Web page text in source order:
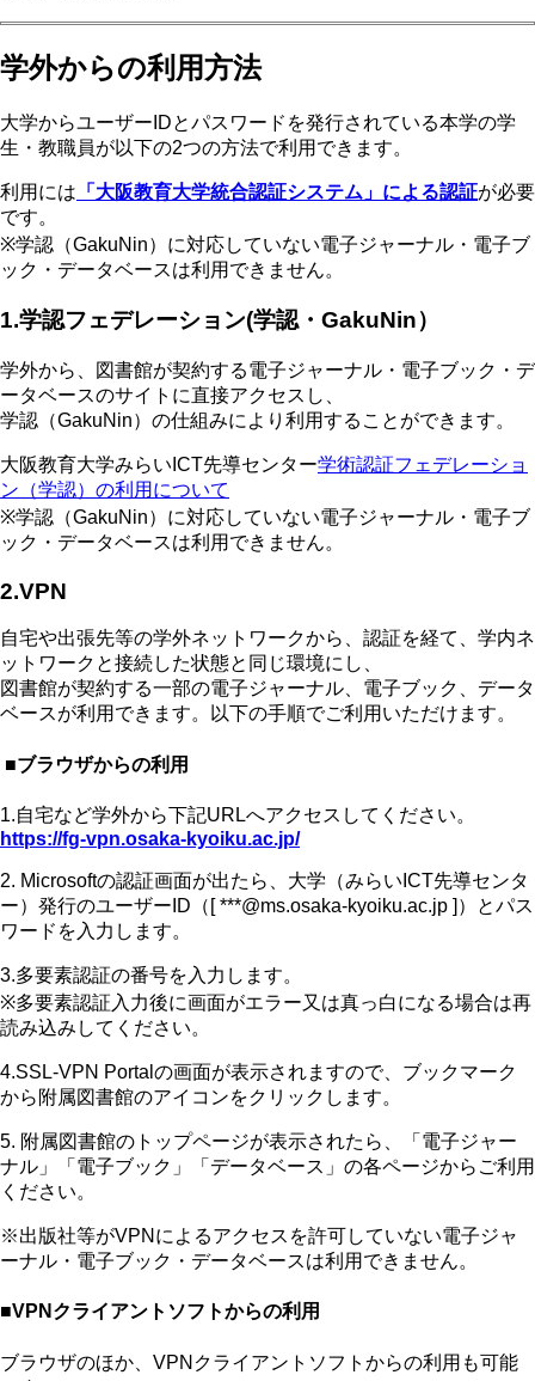
学外からの利用方法
大学からユーザーIDとパスワードを発行されている本学の学
生・教職員が以下の2つの方法で利用できます。
利用には 「大阪教育大学統合認証システム」による認証が必要
です。
※学認（GakuNin）に対応していない電子ジャーナル・電子ブ
ック・データベースは利用できません。
1.学認フェデレーション(学認・GakuNin）
学外から、図書館が契約する電子ジャーナル・電子ブック・デ
ータベースのサイトに直接アクセスし、
学認（GakuNin）の仕組みにより利用することができます。
大阪教育大学みらいICT先導センター学術認証フェデレーショ
ン（学認）の利用について
※学認（GakuNin）に対応していない電子ジャーナル・電子ブ
ック・データベースは利用できません。
2.VPN
自宅や出張先等の学外ネットワークから、認証を経て、学内ネ
ットワークと接続した状態と同じ環境にし、
図書館が契約する一部の電子ジャーナル、電子ブック、データ
ベースが利用できます。以下の手順でご利用いただけます。
■ブラウザからの利用
1.自宅など学外から下記URLへアクセスしてください。
https://fg-vpn.osaka-kyoiku.ac.jp/
2. Microsoftの認証画面が出たら、大学（みらいICT先導センタ
ー）発行のユーザーID（[ ***@ms.osaka-kyoiku.ac.jp ]）とパス
ワードを入力します。
3.多要素認証の番号を入力します。
※多要素認証入力後に画面がエラー又は真っ白になる場合は再
読み込みしてください。
4.SSL-VPN Portalの画面が表示されますので、ブックマーク
から附属図書館のアイコンをクリックします。
5. 附属図書館のトップページが表示されたら、「電子ジャー
ナル」「電子ブック」「データベース」の各ページからご利用
ください。
※出版社等がVPNによるアクセスを許可していない電子ジャ
ーナル・電子ブック・データベースは利用できません。
■VPNクライアントソフトからの利用
ブラウザのほか、VPNクライアントソフトからの利用も可能